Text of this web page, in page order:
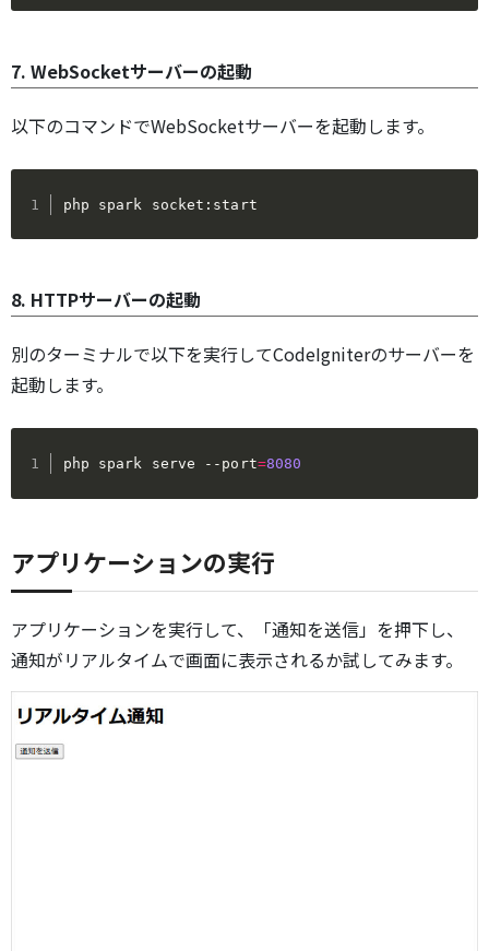
7. WebSocketサーバーの起動
以下のコマンドでWebSocketサーバーを起動します。
php spark socket:start
8. HTTPサーバーの起動
別のターミナルで以下を実行してCodeIgniterのサーバーを
起動します。
php spark serve --port=8080
アプリケーションの実行
アプリケーションを実行して、「通知を送信」を押下し、
通知がリアルタイムで画面に表示されるか試してみます。